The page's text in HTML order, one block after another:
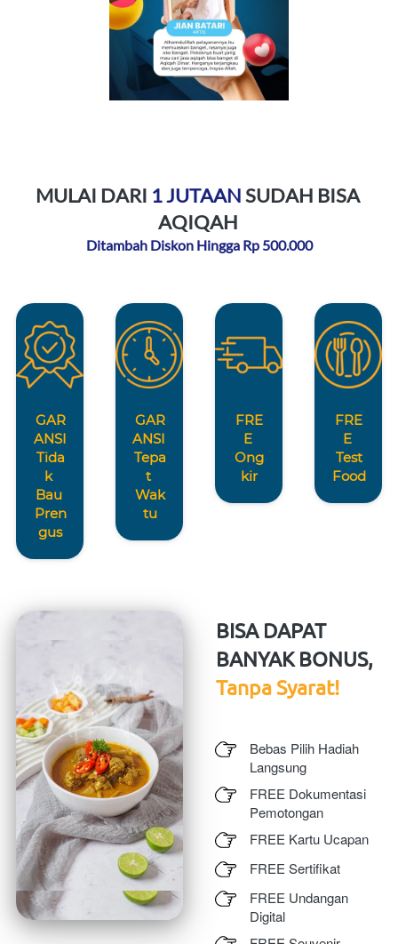
MULAI DARI 1 JUTAAN SUDAH BISA
AQIQAH
Ditambah Diskon Hingga Rp 500.000
GAR
ANSI
Tida
k
Bau
Pren
gus
GAR
Tepa
t
Wak
tu
FRE
E
Ong
kir
FRE
E
Test
Food
BISA DAPAT
Tanpa Syarat!
Bebas Pilih Hadiah
Langsung
FREE Dokumentasi
Pemotongan
FREE Kartu Ucapan
FREE Sertifikat
FREE Undangan
Digital